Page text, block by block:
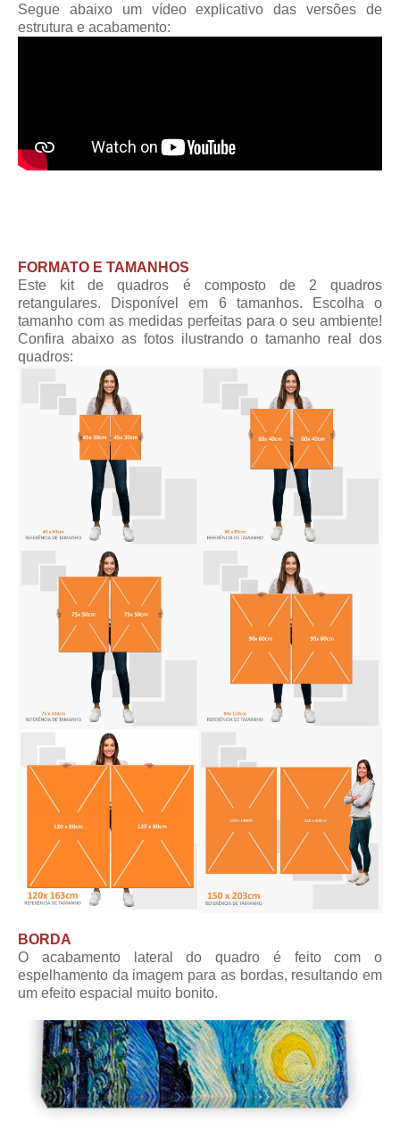
Segue abaixo um vídeo explicativo das versões de
estrutura e acabamento:
FORMATO E TAMANHOS
Este kit de quadros é composto de 2 quadros
retangulares. Disponível em 6 tamanhos. Escolha o
tamanho com as medidas perfeitas para o seu ambiente!
Confira abaixo as fotos ilustrando o tamanho real dos
quadros:
BORDA
O acabamento lateral do quadro é feito com o
espelhamento da imagem para as bordas, resultando em
um efeito espacial muito bonito.